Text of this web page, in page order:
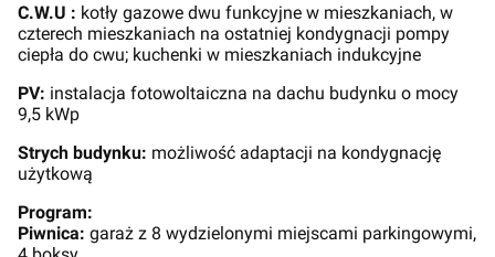
C.W.U : kotły gazowe dwu funkcyjne w mieszkaniach, w
czterech mieszkaniach na ostatniej kondygnacji pompy
ciepła do cwu; kuchenki w mieszkaniach indukcyjne
PV: instalacja fotowoltaiczna na dachu budynku o mocy
9,5 kWp
Strych budynku: możliwość adaptacji na kondygnację
użytkową
Program:
Piwnica: garaż z 8 wydzielonymi miejscami parkingowymi,